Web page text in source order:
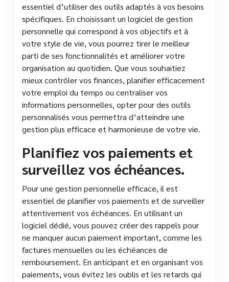
essentiel d’utiliser des outils adaptés à vos besoins
spécifiques. En choisissant un logiciel de gestion
personnelle qui correspond à vos objectifs et à
votre style de vie, vous pourrez tirer le meilleur
parti de ses fonctionnalités et améliorer votre
organisation au quotidien. Que vous souhaitiez
mieux contrôler vos finances, planifier efficacement
votre emploi du temps ou centraliser vos
informations personnelles, opter pour des outils
personnalisés vous permettra d’atteindre une
gestion plus efficace et harmonieuse de votre vie.
Planifiez vos paiements et
surveillez vos échéances.
Pour une gestion personnelle efficace, il est
essentiel de planifier vos paiements et de surveiller
attentivement vos échéances. En utilisant un
logiciel dédié, vous pouvez créer des rappels pour
ne manquer aucun paiement important, comme les
factures mensuelles ou les échéances de
remboursement. En anticipant et en organisant vos
paiements, vous évitez les oublis et les retards qui